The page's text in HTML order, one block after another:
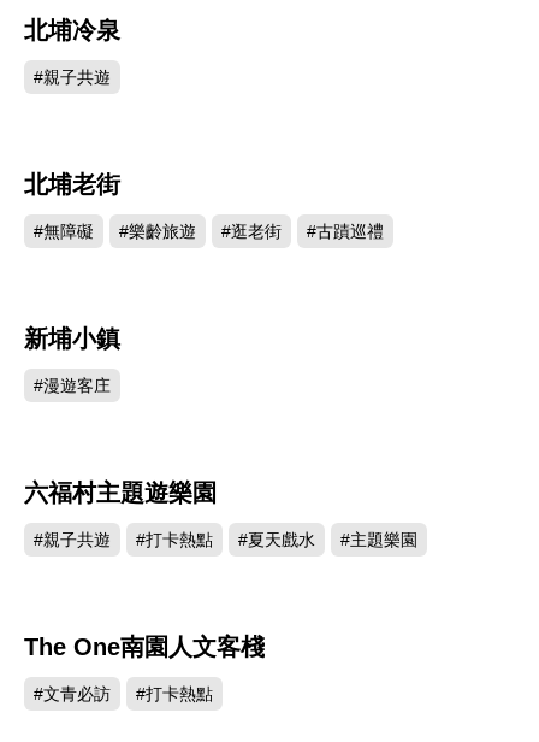
北埔冷泉
#親子共遊
北埔老街
#無障礙 #樂齡旅遊 #逛老街 #古蹟巡禮
新埔小鎮
#漫遊客庄
六福村主題遊樂園
#親子共遊 #打卡熱點 #夏天戲水 #主題樂園
The One南園人文客棧
#文青必訪 #打卡熱點